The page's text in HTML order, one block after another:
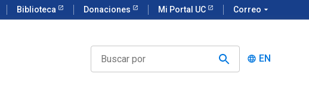
Biblioteca Donaciones Mi Portal UC Correo arrow_drop_down
language EN